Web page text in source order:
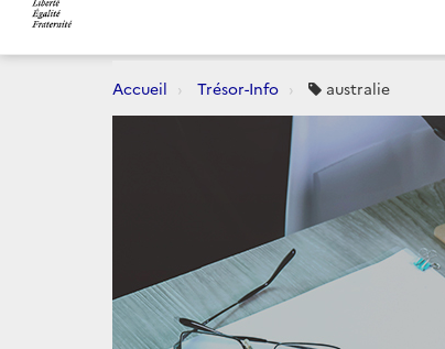
Accueil Trésor-Info australie